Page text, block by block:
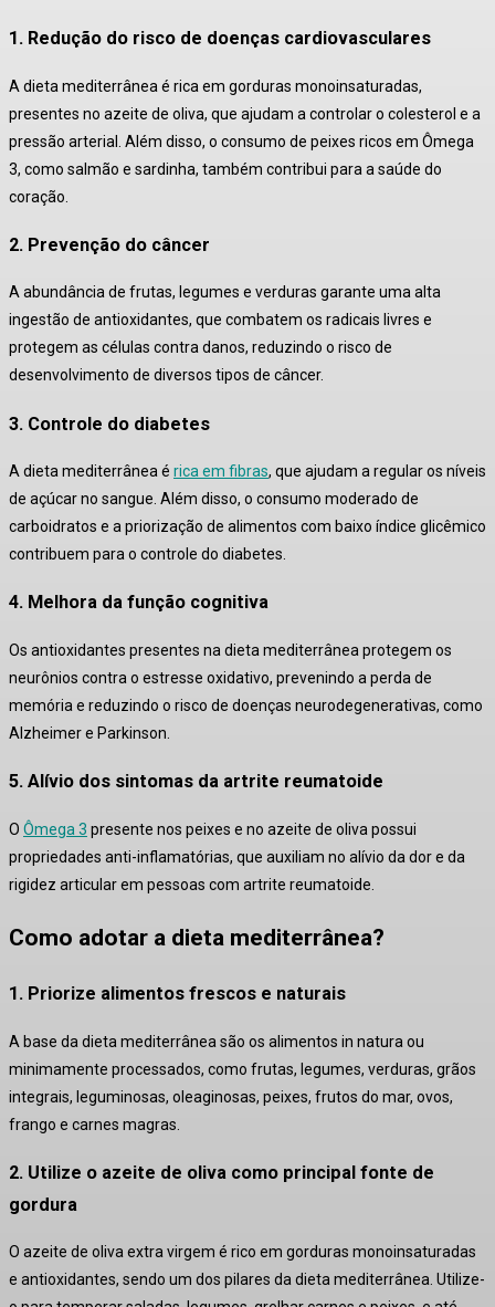
1. Redução do risco de doenças cardiovasculares
A dieta mediterrânea é rica em gorduras monoinsaturadas,
presentes no azeite de oliva, que ajudam a controlar o colesterol e a
pressão arterial. Além disso, o consumo de peixes ricos em Ômega
3, como salmão e sardinha, também contribui para a saúde do
coração
2. Prevenção do câncer
A abundância de frutas, legumes e verduras garante uma alta
ingestão de antioxidantes, que combatem os radicais livres e
protegem as células contra danos, reduzindo o risco de
desenvolvimento de diversos tipos de câncer.
3. Controle do diabetes
A dieta mediterrânea é rica em fibras, que ajudam a regular os níveis
de açúcar no sangue. Além disso, o consumo moderado de
carboidratos e a priorização de alimentos com baixo índice glicêmico
contribuem para o controle do diabetes
4. Melhora da função cognitiva
Os antioxidantes presentes na dieta mediterrânea protegem os
neurônios contra o estresse oxidativo, prevenindo a perda de
memória e reduzindo o risco de doenças neurodegenerativas, como
Alzheimer e Parkinson
5. Alívio dos sintomas da artrite reumatoide
O Ômega 3 presente nos peixes e no azeite de oliva possui
propriedades anti-inflamatórias, que auxiliam no alívio da dor e da
rigidez articular em pessoas com artrite reumatoide
Como adotar a dieta mediterrânea?
1. Priorize alimentos frescos e naturais
A base da dieta mediterrânea são os alimentos in natura ou
minimamente processados, como frutas, legumes, verduras, grãos
integrais, leguminosas, oleaginosas, peixes, frutos do mar, ovos,
frango e carnes magras
2. Utilize o azeite de oliva como principal fonte de
gordura
O azeite de oliva extra virgem é rico em gorduras monoinsaturadas
e antioxidantes, sendo um dos pilares da dieta mediterrânea. Utilize-